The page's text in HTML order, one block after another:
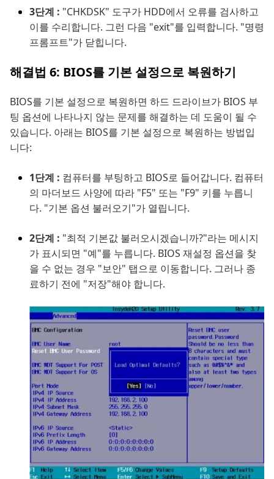
3단계 : "CHKDSK" 도구가 HDD에서 오류를 검사하고
이를 수리합니다. 그런 다음 "exit"를 입력합니다. "명령
프롬프트"가 닫힙니다.
해결법 6: BIOS를 기본 설정으로 복원하기
BIOS를 기본 설정으로 복원하면 하드 드라이브가 BIOS 부
팅 옵션에 나타나지 않는 문제를 해결하는 데 도움이 될 수
있습니다. 아래는 BIOS를 기본 설정으로 복원하는 방법입
니다:
1단계 : 컴퓨터를 부팅하고 BIOS로 들어갑니다. 컴퓨터
의 마더보드 사양에 따라 "F5" 또는 "F9" 키를 누릅니
다. "기본 옵션 불러오기"가 열립니다.
2단계 : "최적 기본값 불러오시겠습니까?"라는 메시지
가 표시되면 "예"를 누릅니다. BIOS 재설정 옵션을 찾
을 수 없는 경우 "보안" 탭으로 이동합니다. 그러나 종
료하기 전에 "저장"해야 합니다.